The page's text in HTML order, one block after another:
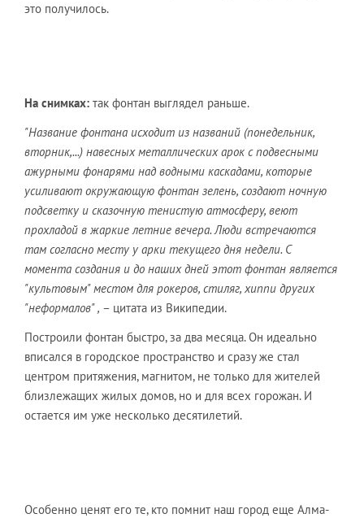
это получилось.
На снимках: так фонтан выглядел раньше.
"Название фонтана исходит из названий (понедельник,
вторник,...) навесных металлических арок с подвесными
ажурными фонарями над водными каскадами, которые
усиливают окружающую фонтан зелень, создают ночную
подсветку и сказочную тенистую атмосферу, веют
прохладой в жаркие летние вечера. Люди встречаются
там согласно месту у арки текущего дня недели. С
момента создания и до наших дней этот фонтан является
"культовым" местом для рокеров, стиляг, хиппи других
"неформалов" , – цитата из Википедии.
Построили фонтан быстро, за два месяца. Он идеально
вписался в городское пространство и сразу же стал
центром притяжения, магнитом, не только для жителей
близлежащих жилых домов, но и для всех горожан. И
остается им уже несколько десятилетий.
Особенно ценят его те, кто помнит наш город еще Алма-